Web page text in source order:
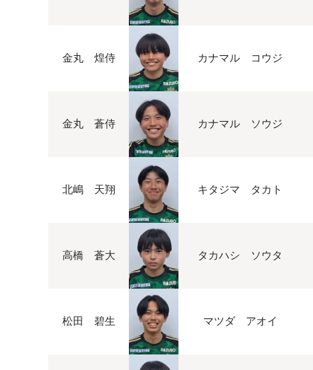
金丸 煌侍 カナマル コウジ
金丸 蒼侍 カナマル ソウジ
北嶋 天翔 キタジマ タカト
高橋 蒼大 タカハシ ソウタ
松田 碧生 マツダ アオイ